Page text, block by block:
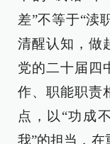
差”不等于“渎
清醒认知，做
党的二十届四
作、职能职责
点，以“功成
我”的担当，在